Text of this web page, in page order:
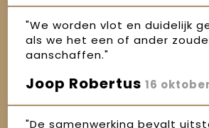
"We worden vlot en duidelijk
als we het een of ander
aanschaffen."
Joop Robertus 16
"De samenwerking bevalt